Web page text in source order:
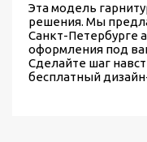
Эта модель
решения. Мы
Санкт-Петербурге
оформления под
Сделайте шаг
бесплатный